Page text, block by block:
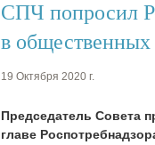
СПЧ попросил
в общественных
19 Октября 2020 г.
Председатель Совета
главе